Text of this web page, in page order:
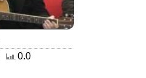
0.0